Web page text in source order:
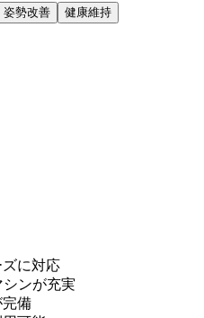
姿勢改善
健康維持
に対応
ンが充実
備